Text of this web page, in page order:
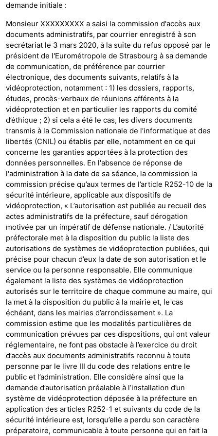
demande initiale :
Monsieur XXXXXXXXX a saisi la commission d'accès aux
documents administratifs, par courrier enregistré à son
secrétariat le 3 mars 2020, à la suite du refus opposé par le
président de l'Eurométropole de Strasbourg à sa demande
de communication, de préférence par courrier
électronique, des documents suivants, relatifs à la
vidéoprotection, notamment : 1) les dossiers, rapports,
études, procès-verbaux de réunions afférents à la
vidéoprotection et en particulier les rapports du comité
d’éthique ; 2) si cela a été le cas, les divers documents
transmis à la Commission nationale de l’informatique et des
libertés (CNIL) ou établis par elle, notamment en ce qui
concerne les garanties apportées à la protection des
données personnelles. En l'absence de réponse de
l'administration à la date de sa séance, la commission la
commission précise qu’aux termes de l’article R252-10 de la
sécurité intérieure, applicable aux dispositifs de
vidéoprotection, « L’autorisation est publiée au recueil des
actes administratifs de la préfecture, sauf dérogation
motivée par un impératif de défense nationale. / L’autorité
préfectorale met à la disposition du public la liste des
autorisations de systèmes de vidéoprotection publiées, qui
précise pour chacun d’eux la date de son autorisation et le
service ou la personne responsable. Elle communique
également la liste des systèmes de vidéoprotection
autorisés sur le territoire de chaque commune au maire, qui
la met à la disposition du public à la mairie et, le cas
échéant, dans les mairies d’arrondissement ». La
commission estime que les modalités particulières de
communication prévues par ces dispositions, qui ont valeur
réglementaire, ne font pas obstacle à l’exercice du droit
d’accès aux documents administratifs reconnu à toute
personne par le livre III du code des relations entre le
public et l’administration. Elle considère ainsi que la
demande d’autorisation préalable à l’installation d’un
système de vidéoprotection déposée à la préfecture en
application des articles R252-1 et suivants du code de la
sécurité intérieure est, lorsqu’elle a perdu son caractère
préparatoire, communicable à toute personne qui en fait la